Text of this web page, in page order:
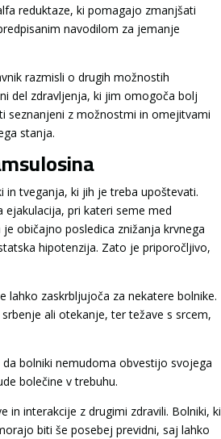
reduktaze, ki pomagajo zmanjšati
navodilom za jemanje
razmisli o drugih možnostih
del zdravljenja, ki jim omogoča bolj
seznanjeni z možnostmi in omejitvami
stanja.
in tveganja, ki jih je treba upoštevati.
pri kateri seme med
običajno posledica znižanja krvnega
hipotenzija. Zato je priporočljivo,
lahko zaskrbljujoča za nekatere bolnike.
ali otekanje, ter težave s srcem,
bolniki nemudoma obvestijo svojega
bolečine v trebuhu.
in interakcije z drugimi zdravili. Bolniki, ki
biti še posebej previdni, saj lahko